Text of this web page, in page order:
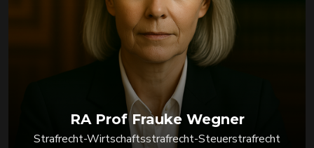
RA Prof Frauke Wegner
Strafrecht-Wirtschaftsstrafrecht-Steuerstrafrecht